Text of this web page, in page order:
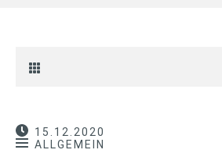
15.12.2020
ALLGEMEIN